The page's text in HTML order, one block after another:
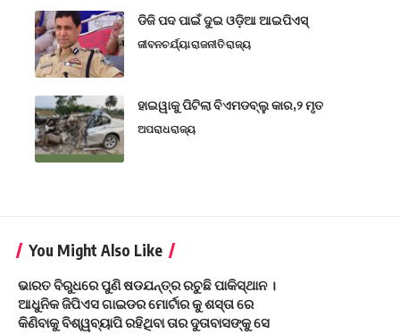
ଡିଜି ପଦ ପାଇଁ ଦୁଇ ଓଡ଼ିଆ ଆଇପିଏସ୍
ଜୀବନଚର୍ଯ୍ୟାରାଜନୀତିରାଜ୍ୟ
ହାଇୱାକୁ ପିଟିଲା ବିଏମଡବ୍ଲୁ କାର,୨ ମୃତ
ଅପରାଧରାଜ୍ୟ
You Might Also Like
ଭାରତ ବିରୁଧରେ ପୁଣି ଷଡଯନ୍ତ୍ର ରଚୁଛି ପାକିସ୍ଥାନ ।
ଆଧୁନିକ ଜିପିଏସ ଗାଇଡର ମୋର୍ଟାର କୁ ଶସ୍ତା ରେ
କିଣିବାକୁ ବିଶ୍ୱବ୍ୟାପି ରହିଥିବା ତାର ଦୁତାବାସଙ୍କୁ ସେ